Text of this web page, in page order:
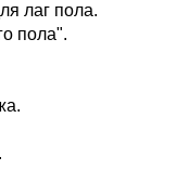
лаг пола.
пола".